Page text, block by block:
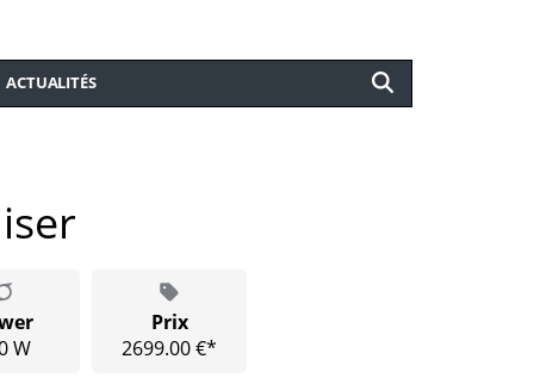
ACTUALITÉS
W
Prix
2699.00 €*